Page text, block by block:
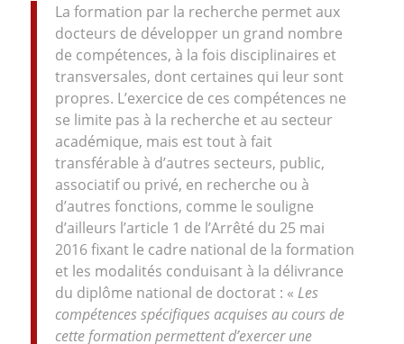
La formation par la recherche permet aux
docteurs de développer un grand nombre
de compétences, à la fois disciplinaires et
transversales, dont certaines qui leur sont
propres. L’exercice de ces compétences ne
se limite pas à la recherche et au secteur
académique, mais est tout à fait
transférable à d’autres secteurs, public,
associatif ou privé, en recherche ou à
d’autres fonctions, comme le souligne
d’ailleurs l’article 1 de l’Arrêté du 25 mai
2016 fixant le cadre national de la formation
et les modalités conduisant à la délivrance
du diplôme national de doctorat : « Les
compétences spécifiques acquises au cours de
cette formation permettent d’exercer une